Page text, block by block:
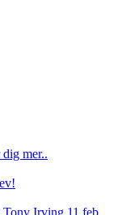
mer..
Tony Irving 11 feb